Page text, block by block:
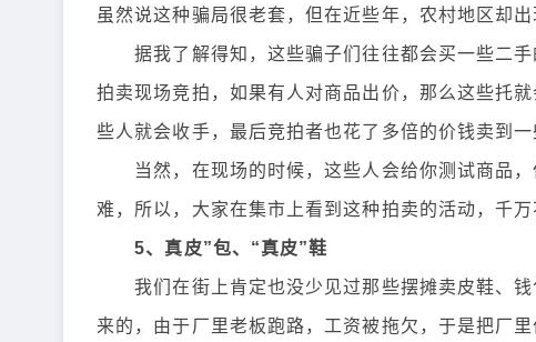
虽然说这种骗局很老套，但在近些年，农村地区却出
据我了解得知，这些骗子们往往都会买一些二手
拍卖现场竞拍，如果有人对商品出价，那么这些托
些人就会收手，最后竞拍者也花了多倍的价钱卖到一
当然，在现场的时候，这些人会给你测试商品，
难，所以，大家在集市上看到这种拍卖的活动，千万
5、真皮”包、“真皮”鞋
我们在街上肯定也没少见过那些摆摊卖皮鞋、钱
来的，由于厂里老板跑路，工资被拖欠，于是把厂